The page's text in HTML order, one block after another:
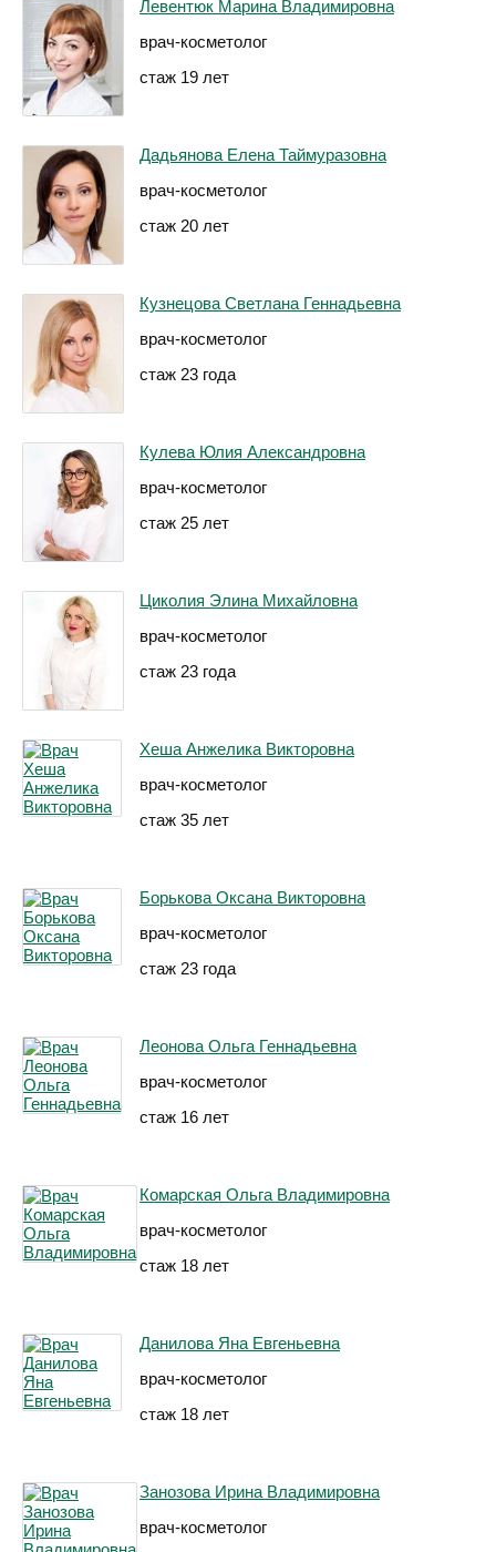
Левентюк Марина Владимировна
врач-косметолог
стаж 19 лет
Дадьянова Елена Таймуразовна
врач-косметолог
стаж 20 лет
Кузнецова Светлана Геннадьевна
врач-косметолог
стаж 23 года
Кулева Юлия Александровна
врач-косметолог
стаж 25 лет
Циколия Элина Михайловна
врач-косметолог
стаж 23 года
Хеша Анжелика Викторовна
врач-косметолог
стаж 35 лет
Борькова Оксана Викторовна
врач-косметолог
стаж 23 года
Леонова Ольга Геннадьевна
врач-косметолог
стаж 16 лет
Комарская Ольга Владимировна
врач-косметолог
стаж 18 лет
Данилова Яна Евгеньевна
врач-косметолог
стаж 18 лет
Занозова Ирина Владимировна
врач-косметолог